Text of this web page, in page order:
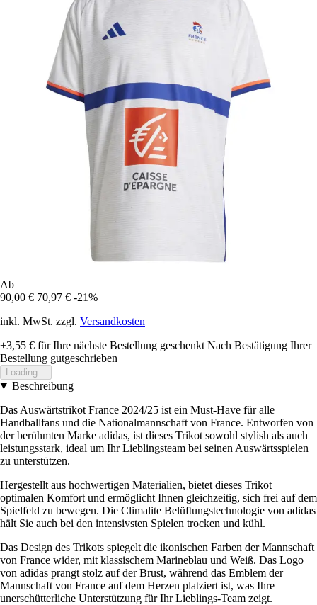
Ab
90,00 € 70,97 € -21%
inkl. MwSt. zzgl. Versandkosten
+3,55 € für Ihre nächste Bestellung geschenkt Nach Bestätigung Ihrer
Bestellung gutgeschrieben
Loading...
Beschreibung
Das Auswärtstrikot France 2024/25 ist ein Must-Have für alle
Handballfans und die Nationalmannschaft von France. Entworfen von
der berühmten Marke adidas, ist dieses Trikot sowohl stylish als auch
leistungsstark, ideal um Ihr Lieblingsteam bei seinen Auswärtsspielen
zu unterstützen.
Hergestellt aus hochwertigen Materialien, bietet dieses Trikot
optimalen Komfort und ermöglicht Ihnen gleichzeitig, sich frei auf dem
Spielfeld zu bewegen. Die Climalite Belüftungstechnologie von adidas
hält Sie auch bei den intensivsten Spielen trocken und kühl.
Das Design des Trikots spiegelt die ikonischen Farben der Mannschaft
von France wider, mit klassischem Marineblau und Weiß. Das Logo
von adidas prangt stolz auf der Brust, während das Emblem der
Mannschaft von France auf dem Herzen platziert ist, was Ihre
unerschütterliche Unterstützung für Ihr Lieblings-Team zeigt.